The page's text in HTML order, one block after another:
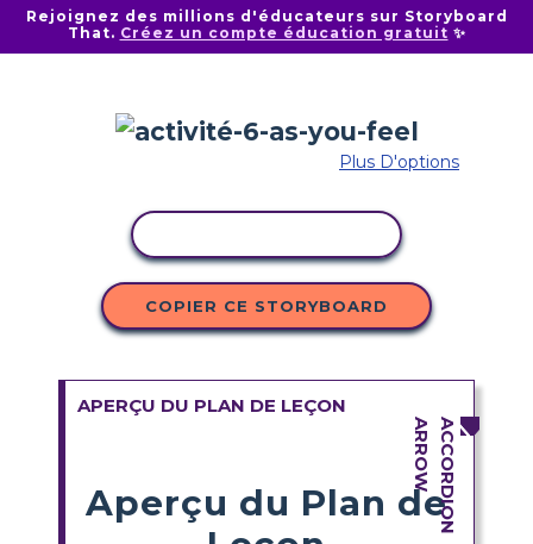
Rejoignez des millions d'éducateurs sur Storyboard
That. Créez un compte éducation gratuit ✨
Plus D'options
COPIER CE STORYBOARD
APERÇU DU PLAN DE LEÇON
Aperçu du Plan de